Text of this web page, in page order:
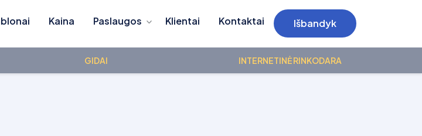
Kaina Paslaugos Klientai Kontaktai Išbandyk
GIDAI INTERNETINĖ RINKODARA